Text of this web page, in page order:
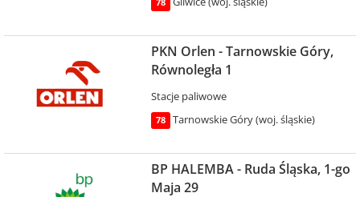
78
PKN Orlen - Tarnowskie Góry,
Równoległa 1
Stacje paliwowe
78 Tarnowskie Góry (woj. śląskie)
BP HALEMBA - Ruda Śląska, 1-go
Maja 29